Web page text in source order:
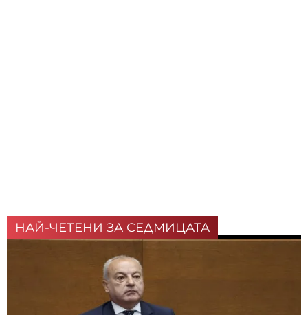
НАЙ-ЧЕТЕНИ ЗА СЕДМИЦАТА